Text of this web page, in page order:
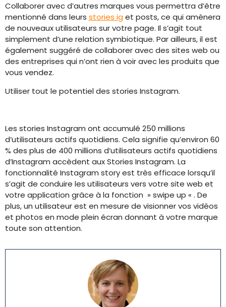
Collaborer avec d’autres marques vous permettra d’être
mentionné dans leurs stories iget posts, ce qui amènera
de nouveaux utilisateurs sur votre page. Il s’agit tout
simplement d’une relation symbiotique. Par ailleurs, il est
également suggéré de collaborer avec des sites web ou
des entreprises qui n’ont rien à voir avec les produits que
vous vendez.
Utiliser tout le potentiel des stories Instagram.
Les stories Instagram ont accumulé 250 millions
d’utilisateurs actifs quotidiens. Cela signifie qu’environ 60
% des plus de 400 millions d’utilisateurs actifs quotidiens
d’Instagram accèdent aux Stories Instagram. La
fonctionnalité Instagram story est très efficace lorsqu’il
s’agit de conduire les utilisateurs vers votre site web et
votre application grâce à la fonction » swipe up « . De
plus, un utilisateur est en mesure de visionner vos vidéos
et photos en mode plein écran donnant à votre marque
toute son attention.